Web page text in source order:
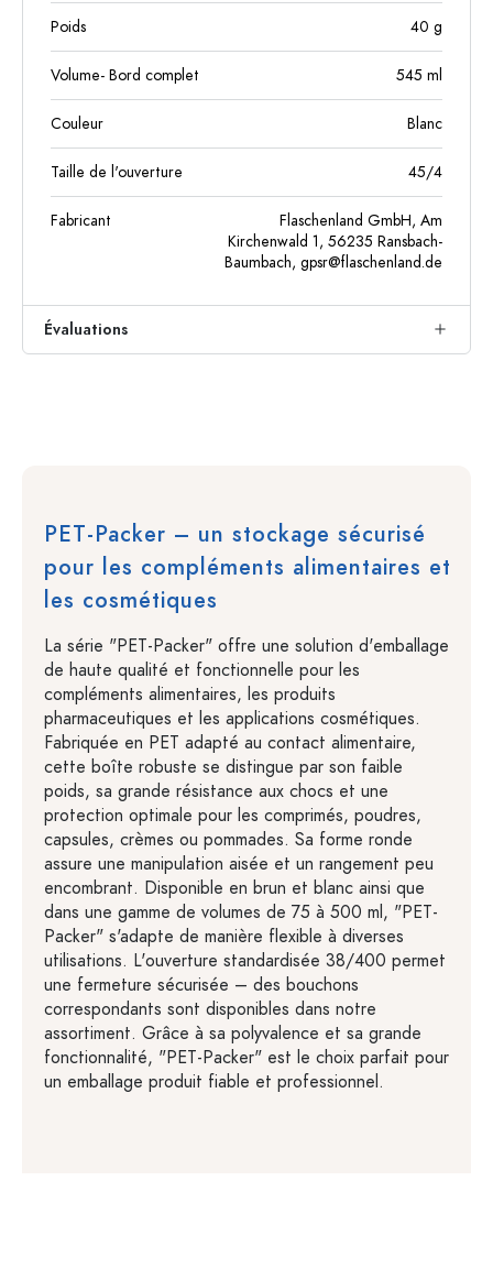
Poids 40 g
Volume- Bord complet 545 ml
Couleur Blanc
Taille de l'ouverture 45/4
Fabricant
Flaschenland GmbH, Am
Kirchenwald 1, 56235 Ransbach-
Baumbach, gpsr@flaschenland.de
Évaluations
PET-Packer – un stockage sécurisé
pour les compléments alimentaires et
les cosmétiques
La série "PET-Packer" offre une solution d'emballage
de haute qualité et fonctionnelle pour les
compléments alimentaires, les produits
pharmaceutiques et les applications cosmétiques.
Fabriquée en PET adapté au contact alimentaire,
cette boîte robuste se distingue par son faible
poids, sa grande résistance aux chocs et une
protection optimale pour les comprimés, poudres,
capsules, crèmes ou pommades. Sa forme ronde
assure une manipulation aisée et un rangement peu
encombrant. Disponible en brun et blanc ainsi que
dans une gamme de volumes de 75 à 500 ml, "PET-
Packer" s'adapte de manière flexible à diverses
utilisations. L'ouverture standardisée 38/400 permet
une fermeture sécurisée – des bouchons
correspondants sont disponibles dans notre
assortiment. Grâce à sa polyvalence et sa grande
fonctionnalité, "PET-Packer" est le choix parfait pour
un emballage produit fiable et professionnel.